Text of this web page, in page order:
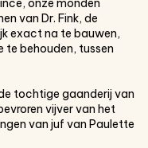
onze monden
van Dr. Fink, de
exact na te bauwen,
te behouden, tussen
tochtige gaanderij van
vijver van het
van juf van Paulette